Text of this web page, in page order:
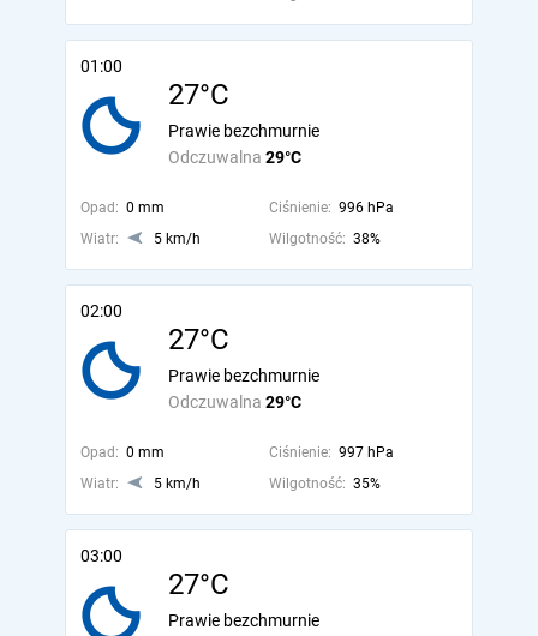
01:00
27°C
Odczuwalna 29°C
Prawie bezchmurnie
Opad: 0 mm Ciśnienie: 996 hPa
Wiatr:
5 km/h Wilgotność: 38%
02:00
27°C
Odczuwalna 29°C
Prawie bezchmurnie
Opad: 0 mm Ciśnienie: 997 hPa
Wiatr:
5 km/h Wilgotność: 35%
03:00
27°C
Prawie bezchmurnie